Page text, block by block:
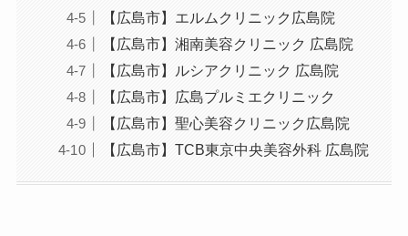
【広島市】エルムクリニック広島院
【広島市】湘南美容クリニック 広島院
【広島市】ルシアクリニック 広島院
【広島市】広島プルミエクリニック
【広島市】聖心美容クリニック広島院
【広島市】TCB東京中央美容外科 広島院